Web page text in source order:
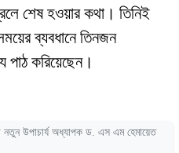
শেষ হওয়ার কথা। তিনিই
ব্যবধানে তিনজন
পাঠ করিয়েছেন।
নতুন উপাচার্য অধ্যাপক ড. এস এম হেমায়েত